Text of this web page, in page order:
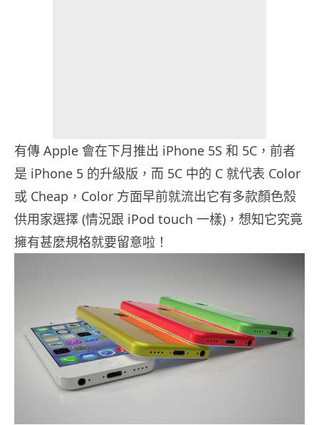
有傳 Apple 會在下月推出 iPhone 5S 和 5C，前者
是 iPhone 5 的升級版，而 5C 中的 C 就代表 Color
或 Cheap，Color 方面早前就流出它有多款顏色殼
供用家選擇 (情況跟 iPod touch 一樣)，想知它究竟
擁有甚麼規格就要留意啦！